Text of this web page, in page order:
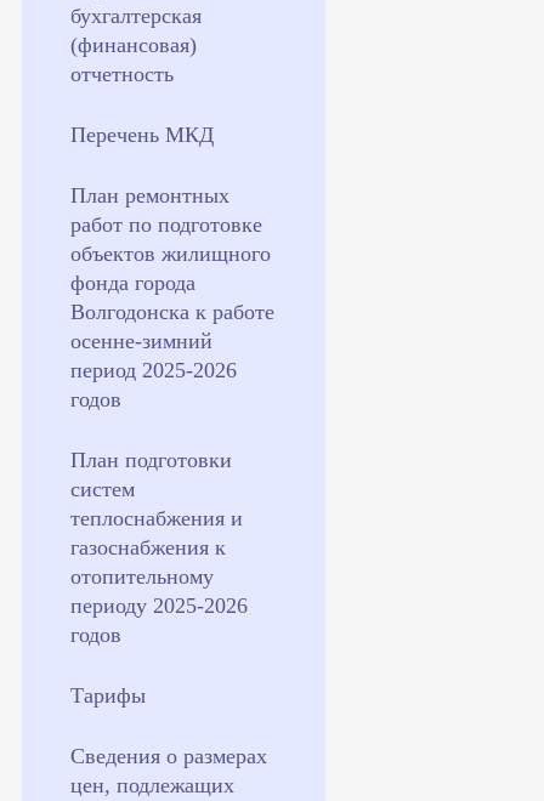
бухгалтерская
(финансовая)
отчетность
Перечень МКД
План ремонтных
работ по подготовке
объектов жилищного
фонда города
Волгодонска к работе
осенне-зимний
период 2025-2026
годов
План подготовки
систем
теплоснабжения и
газоснабжения к
отопительному
периоду 2025-2026
годов
Тарифы
Сведения о размерах
цен, подлежащих